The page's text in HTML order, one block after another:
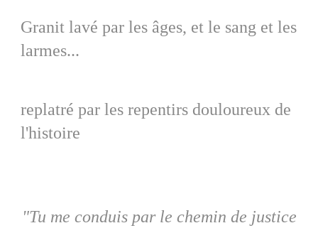
Granit lavé par les âges, et le sang et les
larmes...
replatré par les repentirs douloureux de
l'histoire
"Tu me conduis par le chemin de justice